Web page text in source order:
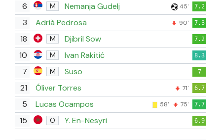
6 M Nemanja Gudelj 45' 7.2
3 Adrià Pedrosa 90' 7.3
18 M Djibril Sow 7.2
10 M Ivan Rakitić 8.3
7 M Suso 7
21 Óliver Torres 71' 6.7
5 Lucas Ocampos 58' 75' 7.7
15 O Y. En-Nesyri 6.9